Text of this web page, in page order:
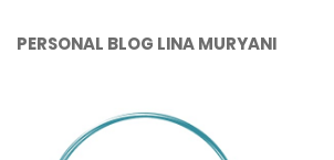
PERSONAL BLOG LINA MURYANI